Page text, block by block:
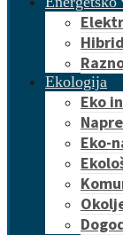
Ekologija
Eko
Eko-